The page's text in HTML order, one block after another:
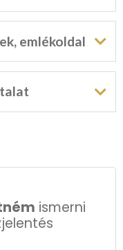
emlékoldal
ismerni